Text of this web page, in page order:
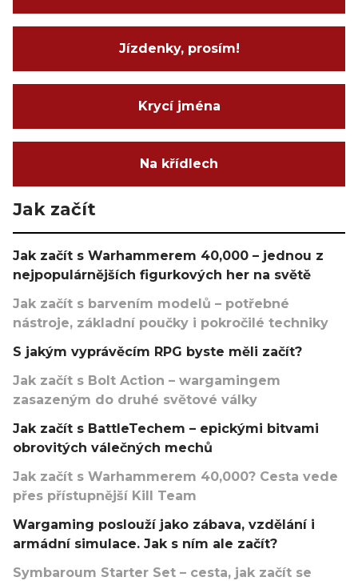
Jízdenky, prosím!
Krycí jména
Na křídlech
Jak začít
Jak začít s Warhammerem 40,000 – jednou z
nejpopulárnějších figurkových her na světě
Jak začít s barvením modelů – potřebné
nástroje, základní poučky i pokročilé techniky
S jakým vyprávěcím RPG byste měli začít?
Jak začít s Bolt Action – wargamingem
zasazeným do druhé světové války
Jak začít s BattleTechem – epickými bitvami
obrovitých válečných mechů
Jak začít s Warhammerem 40,000? Cesta vede
přes přístupnější Kill Team
Wargaming poslouží jako zábava, vzdělání i
armádní simulace. Jak s ním ale začít?
Symbaroum Starter Set – cesta, jak začít se